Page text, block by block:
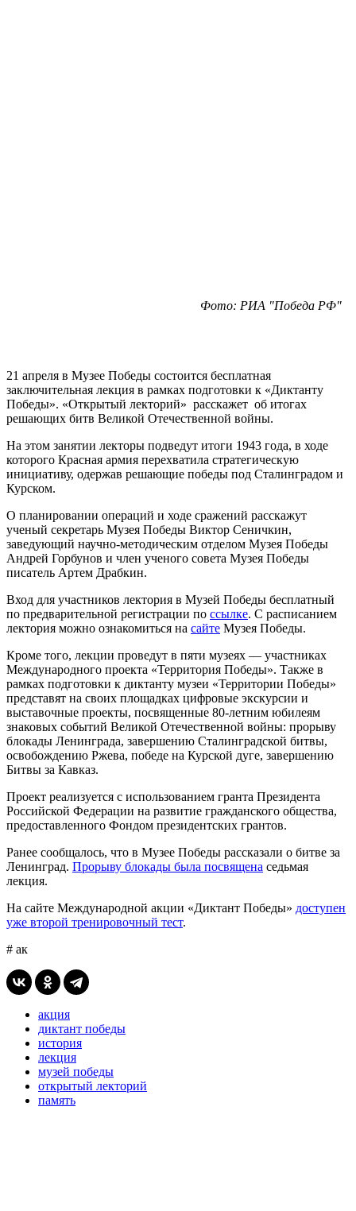
Фото: РИА "Победа РФ"
21 апреля в Музее Победы состоится бесплатная
заключительная лекция в рамках подготовки к «Диктанту
Победы». «Открытый лекторий» расскажет об итогах
решающих битв Великой Отечественной войны.
На этом занятии лекторы подведут итоги 1943 года, в ходе
которого Красная армия перехватила стратегическую
инициативу, одержав решающие победы под Сталинградом и
Курском.
О планировании операций и ходе сражений расскажут
ученый секретарь Музея Победы Виктор Сеничкин,
заведующий научно-методическим отделом Музея Победы
Андрей Горбунов и член ученого совета Музея Победы
писатель Артем Драбкин.
Вход для участников лектория в Музей Победы бесплатный
по предварительной регистрации по ссылке. С расписанием
лектория можно ознакомиться на сайте Музея Победы.
Кроме того, лекции проведут в пяти музеях — участниках
Международного проекта «Территория Победы». Также в
рамках подготовки к диктанту музеи «Территории Победы»
представят на своих площадках цифровые экскурсии и
выставочные проекты, посвященные 80-летним юбилеям
знаковых событий Великой Отечественной войны: прорыву
блокады Ленинграда, завершению Сталинградской битвы,
освобождению Ржева, победе на Курской дуге, завершению
Битвы за Кавказ.
Проект реализуется с использованием гранта Президента
Российской Федерации на развитие гражданского общества,
предоставленного Фондом президентских грантов.
Ранее сообщалось, что в Музее Победы рассказали о битве за
Ленинград. Прорыву блокады была посвящена седьмая
лекция.
На сайте Международной акции «Диктант Победы» доступен
уже второй тренировочный тест.
# ак
акция
диктант победы
история
лекция
музей победы
открытый лекторий
память